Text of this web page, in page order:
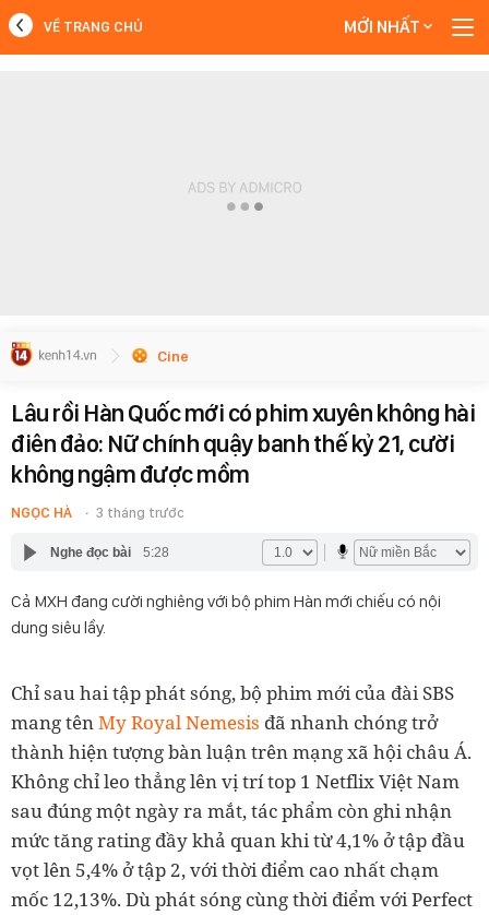
VỀ TRANG CHỦ MỚI NHẤT
Cine
Lâu rồi Hàn Quốc mới có phim xuyên không hài
điên đảo: Nữ chính quậy banh thế kỷ 21, cười
không ngậm được mồm
NGỌC HÀ 3 tháng trước
Nghe đọc bài 5:28
Cả MXH đang cười nghiêng với bộ phim Hàn mới chiếu có nội
dung siêu lầy.
Chỉ sau hai tập phát sóng, bộ phim mới của đài SBS
mang tênMy Royal Nemesis đã nhanh chóng trở
thành hiện tượng bàn luận trên mạng xã hội châu Á.
Không chỉ leo thẳng lên vị trí top 1 Netflix Việt Nam
sau đúng một ngày ra mắt, tác phẩm còn ghi nhận
mức tăng rating đầy khả quan khi từ 4,1% ở tập đầu
vọt lên 5,4% ở tập 2, với thời điểm cao nhất chạm
mốc 12,13%. Dù phát sóng cùng thời điểm với Perfect